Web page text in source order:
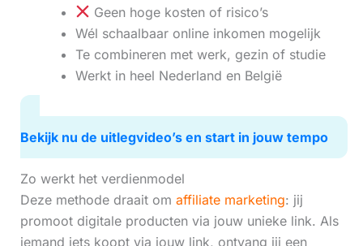
Geen hoge kosten of risico’s
Wél schaalbaar online inkomen mogelijk
Te combineren met werk, gezin of studie
Werkt in heel Nederland en België
Bekijk nu de uitlegvideo’s en start in jouw tempo
Zo werkt het verdienmodel
Deze methode draait om affiliate marketing: jij
promoot digitale producten via jouw unieke link. Als
iemand iets koopt via jouw link, ontvang jij een